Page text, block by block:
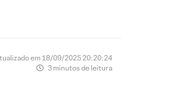
em 18/09/2025 20:20:24
3 minutos de leitura